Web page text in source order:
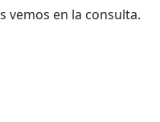
vemos en la consulta.